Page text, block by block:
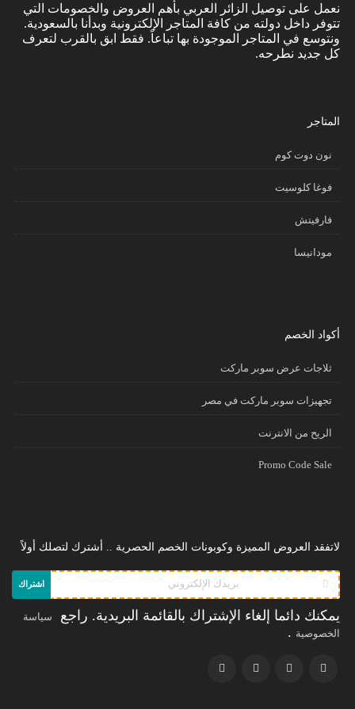
نعمل على توصيل الزائر العربي بأهم العروض والخصومات التي
تتوفر داخل دولته من كافة المتاجر الإلكترونية وبدأنا بالسعودية.
ونتوسع في المتاجر الموجودة بها تباعاً. فقط ابق بالقرب لتعرف
كل جديد نطرحه.
المتاجر
نون دوت كوم
فوغا كلوسيت
فارفيتش
مودانيسا
أكواد الخصم
ثلاجات عرض سوبر ماركت
تجهيزات سوبر ماركت في مصر
الريح من الانترنت
Promo Code Sale
لاتفقد العروض المميزة وكوبونات الخصم الحصرية .. أشترك لتصلك أولاً
اشتراك
يمكنك دائما إلغاء الإشتراك بالقائمة البريدية. راجع
سياسة
الخصوصية .